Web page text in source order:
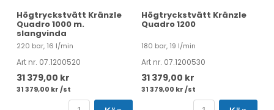
Högtryckstvätt Kränzle
Quadro 1000 m.
slangvinda
220 bar, 16 l/min
Art nr. 07.1200520
31 379,00 kr
31 379,00 kr /st
Högtryckstvätt Kränzle
Quadro 1200
180 bar, 19 l/min
Art nr. 07.1200530
31 379,00 kr
31 379,00 kr /st